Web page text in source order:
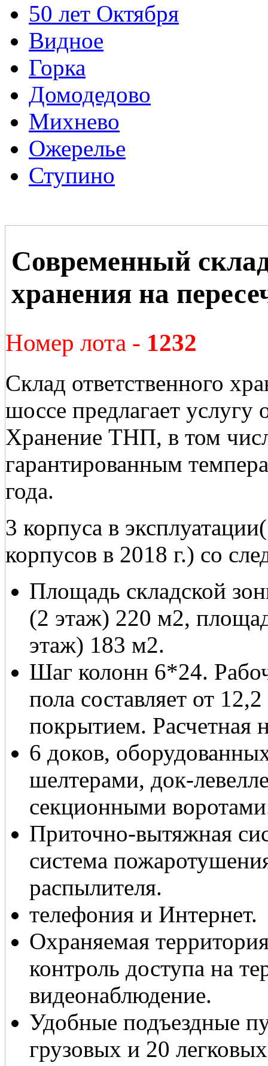
50 лет Октября
Видное
Горка
Домодедово
Михнево
Ожерелье
Ступино
Современный
хранения на
Номер лота - 1232
Склад ответственного
шоссе предлагает услугу
Хранение ТНП, в том
гарантированным
года.
3 корпуса в
корпусов в 2018 г.) со
Площадь складской
(2 этаж) 220 м2,
этаж) 183 м2.
Шаг колонн 6*24.
пола составляет от
покрытием. Расчетная
6 доков,
шелтерами, док-
секционными
Приточно-вытяжная
система
распылителя.
телефония и Интернет.
Охраняемая
контроль доступа на
видеонаблюдение.
Удобные подъездные
грузовых и 20